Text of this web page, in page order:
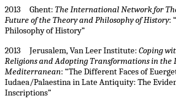
2013 Ghent: The International Network for
Future of the Theory and Philosophy of History:
Philosophy of History”
2013 Jerusalem, Van Leer Institute: Coping
Religions and Adopting Transformations in the
Mediterranean: “The Different Faces of
Iudaea/Palaestina in Late Antiquity: The
Inscriptions”